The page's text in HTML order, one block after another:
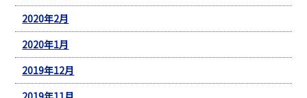
2020年2月
2020年1月
2019年12月